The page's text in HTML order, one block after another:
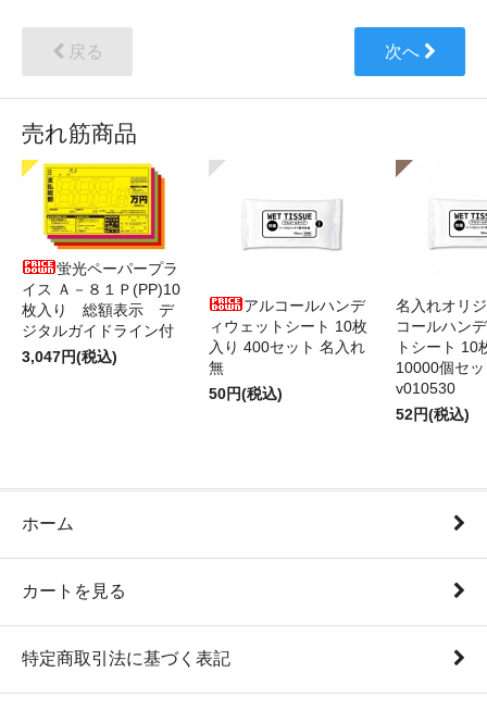
戻る 次へ
売れ筋商品
蛍光ペーパープラ
イス Ａ－８１Ｐ(PP)10
枚入り 総額表示 デ
ジタルガイドライン付
3,047円(税込)
アルコールハンデ
ィウェットシート 10枚
入り 400セット 名入れ
無
50円(税込)
名入れオリ
コールハン
トシート 10
10000個セ
v010530
52円(税込)
ホーム
カートを見る
特定商取引法に基づく表記